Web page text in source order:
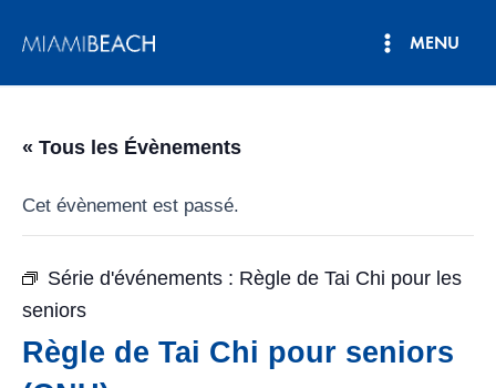
MENU
« Tous les Évènements
Cet évènement est passé.
Série d'événements : Règle de Tai Chi pour les
seniors
Règle de Tai Chi pour seniors